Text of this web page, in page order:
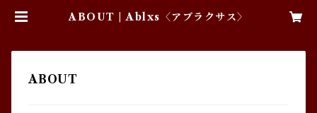
ABOUT | Ablxs〈アブラクサス〉
ABOUT